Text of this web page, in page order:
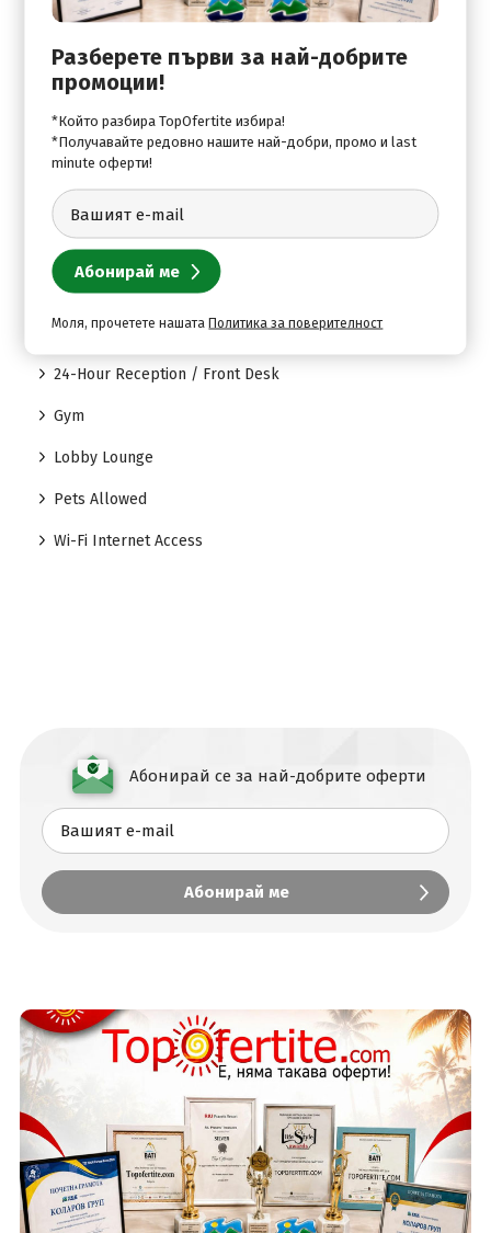
Swimming Pool for children
Ресторант:
Restaurant - Mediterranean Cuisine
За децата:
Swimming Pool for children
24-Hour Medical Assistance (on call)
24-Hour Reception / Front Desk
Gym
Lobby Lounge
Pets Allowed
Wi-Fi Internet Access
Абонирай се за най-добрите оферти
Разберете първи за най-добрите
промоции!
*Който разбира TopOfertite избира!
*Получавайте редовно нашите най-добри, промо и last
minute оферти!
Моля, прочетете нашатаПолитика за поверителност